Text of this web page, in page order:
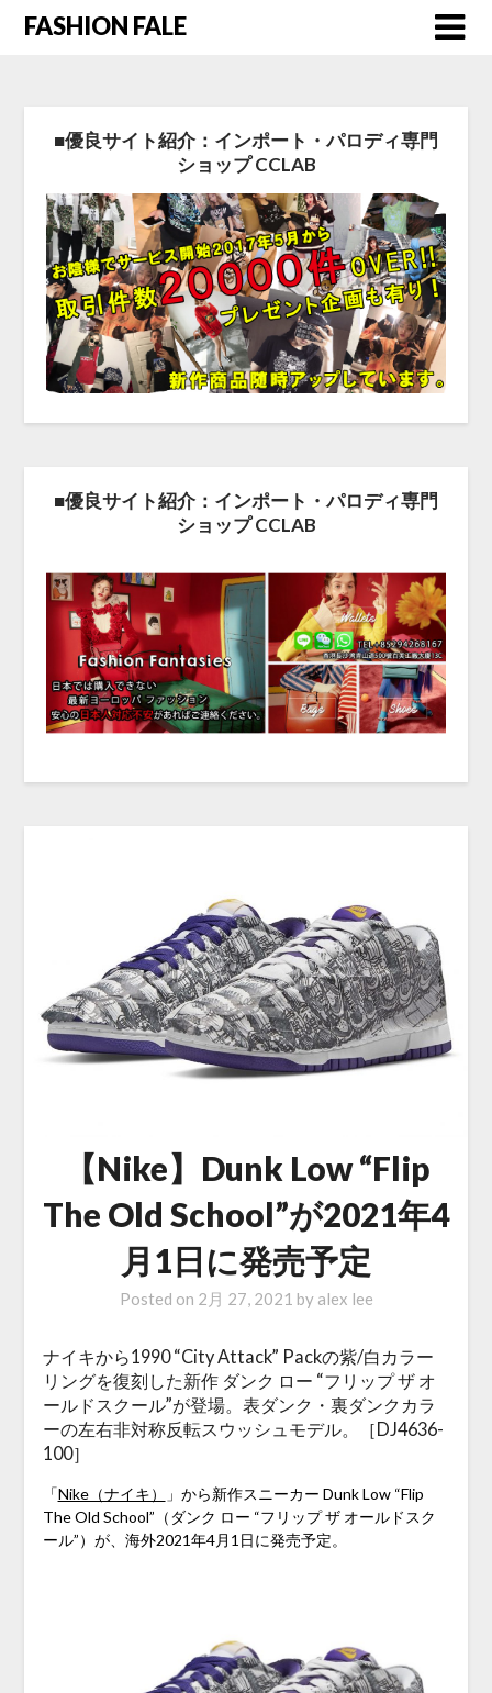
FASHION FALE
■優良サイト紹介：インポート・パロディ専門
ショップ CCLAB
■優良サイト紹介：インポート・パロディ専門
ショップ CCLAB
【Nike】Dunk Low “Flip
The Old School”が2021年4
月1日に発売予定
Posted on 2月 27, 2021 by alex lee
ナイキから1990 “City Attack” Packの紫/白カラー
リングを復刻した新作 ダンク ロー “フリップ ザ オ
ールドスクール”が登場。表ダンク・裏ダンクカラ
ーの左右非対称反転スウッシュモデル。［DJ4636-
100］
「Nike（ナイキ）
」から新作スニーカー Dunk Low “Flip
The Old School”（ダンク ロー “フリップ ザ オールドスク
ール”）が、海外2021年4月1日に発売予定。